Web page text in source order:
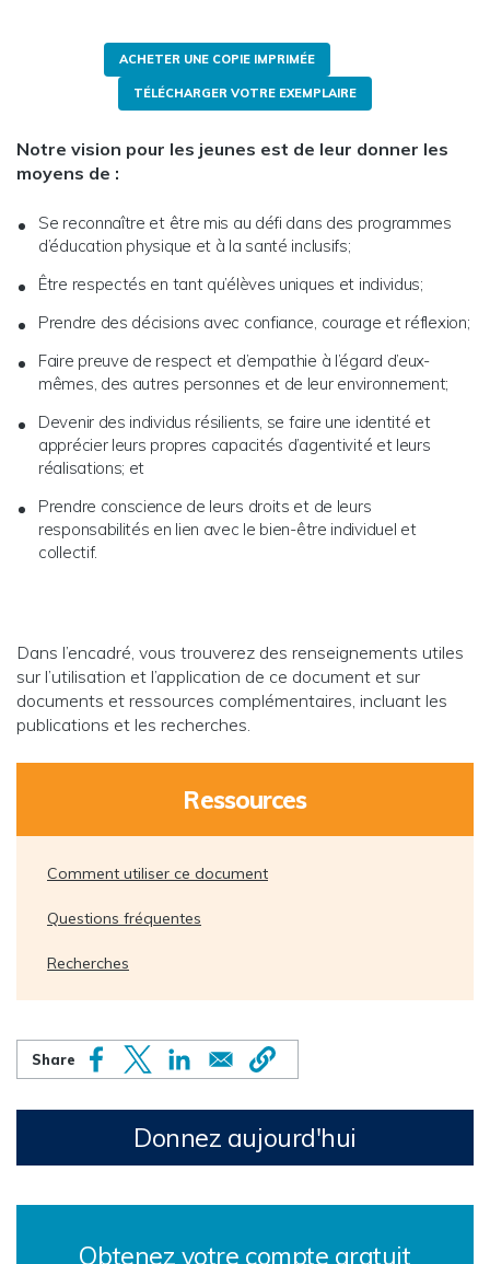
ACHETER UNE COPIE IMPRIMÉE
TÉLÉCHARGER VOTRE EXEMPLAIRE
Notre vision pour les jeunes est de leur donner les
moyens de :
Se reconnaître et être mis au défi dans des programmes
d’éducation physique et à la santé inclusifs;
Être respectés en tant qu’élèves uniques et individus;
Prendre des décisions avec confiance, courage et réflexion;
Faire preuve de respect et d’empathie à l’égard d’eux-
mêmes, des autres personnes et de leur environnement;
Devenir des individus résilients, se faire une identité et
apprécier leurs propres capacités d’agentivité et leurs
réalisations; et
Prendre conscience de leurs droits et de leurs
responsabilités en lien avec le bien-être individuel et
collectif.
Dans l’encadré, vous trouverez des renseignements utiles
sur l’utilisation et l’application de ce document et sur
documents et ressources complémentaires, incluant les
publications et les recherches.
Ressources
Comment utiliser ce document
Questions fréquentes
Recherches
Donnez aujourd'hui
Obtenez votre compte gratuit